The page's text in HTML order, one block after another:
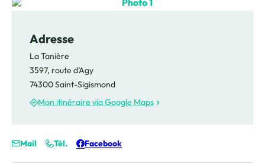
Adresse
La Tanière
3597, route d’Agy
74300 Saint-Sigismond
Mon itinéraire via Google Maps
Mail Tél. Facebook